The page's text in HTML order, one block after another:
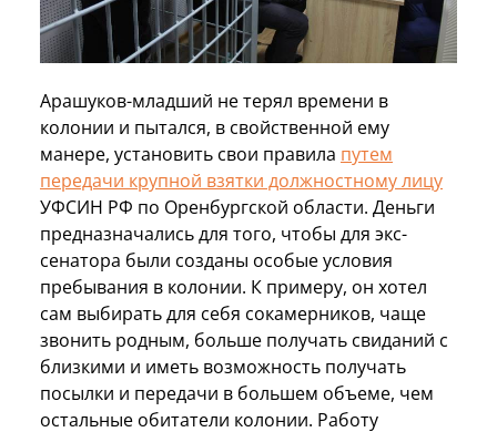
Арашуков-младший не терял времени в
колонии и пытался, в свойственной ему
манере, установить свои правила путем
передачи крупной взятки должностному лицу
УФСИН РФ по Оренбургской области. Деньги
предназначались для того, чтобы для экс-
сенатора были созданы особые условия
пребывания в колонии. К примеру, он хотел
сам выбирать для себя сокамерников, чаще
звонить родным, больше получать свиданий с
близкими и иметь возможность получать
посылки и передачи в большем объеме, чем
остальные обитатели колонии. Работу